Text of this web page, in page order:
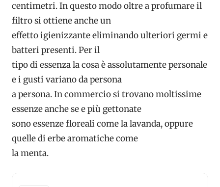
centimetri. In questo modo oltre a profumare il
filtro si ottiene anche un
effetto igienizzante eliminando ulteriori germi e
batteri presenti. Per il
tipo di essenza la cosa è assolutamente personale
e i gusti variano da persona
a persona. In commercio si trovano moltissime
essenze anche se e più gettonate
sono essenze floreali come la lavanda, oppure
quelle di erbe aromatiche come
la menta.